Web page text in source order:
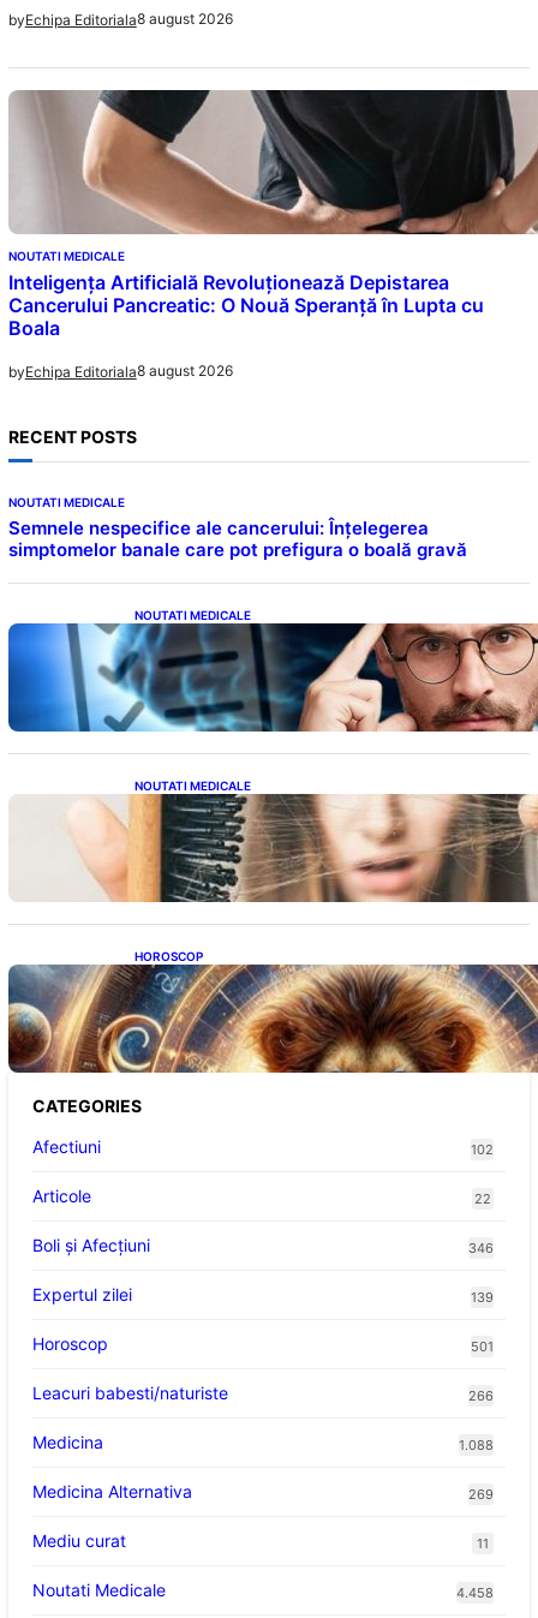
byEchipa Editoriala8 august 2026
NOUTATI MEDICALE
Inteligența Artificială Revoluționează Depistarea
Cancerului Pancreatic: O Nouă Speranță în Lupta cu
Boala
byEchipa Editoriala8 august 2026
RECENT POSTS
NOUTATI MEDICALE
Semnele nespecifice ale cancerului: Înțelegerea
simptomelor banale care pot prefigura o boală gravă
NOUTATI MEDICALE
Inteligența dincolo de note: Semnele unui IQ
ridicat care nu țin de școală
NOUTATI MEDICALE
Semnele unei deficiențe de proteine:
Impactul asupra sănătății tale
HOROSCOP
Portalul Leului 8/8: Oportunități de
Abundență pentru Cinci Zodii în 2026
CATEGORIES
Afectiuni
102
Articole 22
Boli și Afecțiuni 346
Expertul zilei 139
Horoscop 501
Leacuri babesti/naturiste 266
Medicina 1.088
Medicina Alternativa 269
Mediu curat 11
Noutati Medicale 4.458